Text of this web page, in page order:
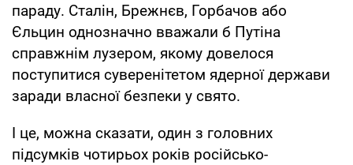
параду. Сталін, Брежнєв, Горбачов або
Єльцин однозначно вважали б Путіна
справжнім лузером, якому довелося
поступитися суверенітетом ядерної держави
заради власної безпеки у свято.
І це, можна сказати, один з головних
підсумків чотирьох років російсько-